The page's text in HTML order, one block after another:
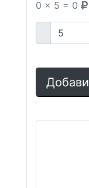
0 x 5 = 0